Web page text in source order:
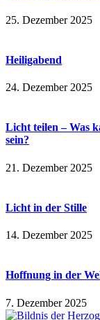
25. Dezember 2025
Heiligabend
24. Dezember 2025
Licht teilen – Was
sein?
21. Dezember 2025
Licht in der Stille
14. Dezember 2025
Hoffnung in der
7. Dezember 2025